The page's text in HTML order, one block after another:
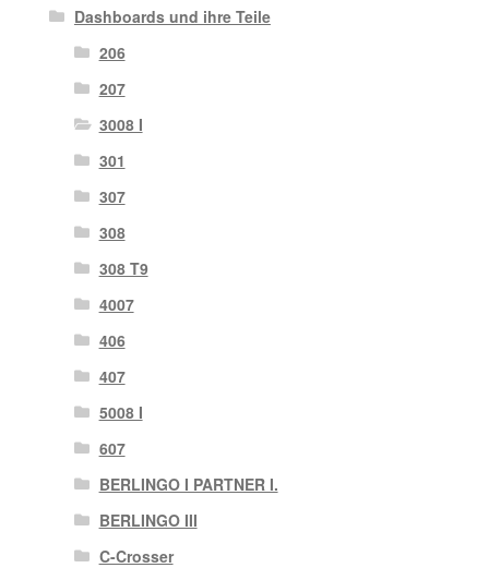
Dashboards und ihre Teile
206
207
3008 I
301
307
308
308 T9
4007
406
407
5008 I
607
BERLINGO I PARTNER I.
BERLINGO III
C-Crosser